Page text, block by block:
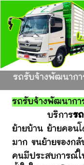
รถรับจ้างพัฒนากา
รถรับจ้างพัฒนากา
บริการร
ย้ายบ้าน ย้ายคอน
มาก ขนย้ายของก
คนมีประสบการณ์ใ